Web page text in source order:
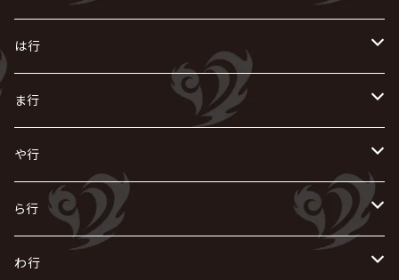
浅葱 / ASAGI
Azavana
Acid Black Cherry
イビツ マル
色々な十字架
Waive
UCHUSENTAI:NOIZ / 宇宙戦隊NOIZ
ACE OF SPADES
X JAPAN
お
AURORIZE
OFIAM
CASCADE
the GazettE
キズ
清春
Crack6
グラビティ
け
[ kei ] / 圭
仮病
こ
GOATBED
ゴールデンボンバー
コドモドラゴン
The THIRTEEN
さくら前線
Sadie
Zeke Deux
Z CLEAR
-真天地開闢集団-ジグザグ
す
Z CLEAR
超ジャシー
Scarlet Valse
せ
ゼラ
零[Hz]
そ
SOPHIA
ZOMBIE / ぞんび
DASEIN
DAIGO
TAKURO
DazzlingBAD
ち
CHAQLA.
つ
て
D
DIAURA
と
東京花嫁
な
NIGHTMARE
NAZARE
に
NiEL
NICOLAS
ぬ
nurié
ね
NETH PRIERE CAIN
の
は行
は
heidi.
H.U.G
BUCK-TICK
ひ
HERO
美炎-BIEN-
ふ
Far East Dizain
へ
ま行
ま
THE MICRO HEAD 4N'S
MAO / マオ from SID
み
未完成アリス
む
や行
や
ヤミテラ / 外道反逆者ヤミテラ
ゆ
ら行
ら
わ行